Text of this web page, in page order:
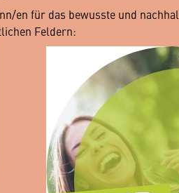
en für das bewusste und
Feldern: